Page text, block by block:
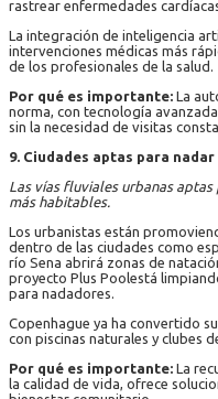
rastrear enfermedades
La integración de inteligencia
intervenciones médicas más
de los profesionales de la salud.
Por qué es importante: La
norma, con tecnología
sin la necesidad de visitas
9. Ciudades aptas para nadar
Las vías fluviales urbanas
más habitables.
Los urbanistas están
dentro de las ciudades como
río Sena abrirá zonas de
proyecto Plus Poolestá
para nadadores.
Copenhague ya ha convertido
con piscinas naturales y clubes
Por qué es importante: La
la calidad de vida, ofrece